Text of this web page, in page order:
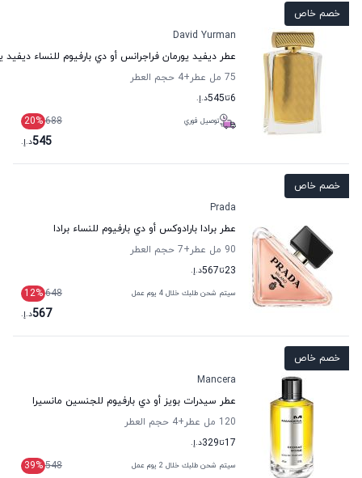
خصم خاص
David Yurman
عطر ديفيد يورمان فراجرانس أو دي بارفيوم للنساء ديفيد
75 مل عطر
+4
حجم العطر
6تا545د.إ.
توصيل فوري 688
20%
545د.إ.
خصم خاص
Prada
عطر برادا بارادوكس أو دي بارفيوم للنساء برادا
90 مل عطر
+7
حجم العطر
23تا567د.إ.
سيتم شحن طلبك خلال 4 يوم عمل 648
12%
567د.إ.
خصم خاص
Mancera
عطر سيدرات بويز أو دي بارفيوم للجنسين مانسيرا
120 مل عطر
+4
حجم العطر
17تا329د.إ.
سيتم شحن طلبك خلال 2 يوم عمل 548
39%